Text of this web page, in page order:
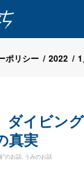
ポリシー / 2022 / 1
ダイビン
真実
"のお話, うみのお話